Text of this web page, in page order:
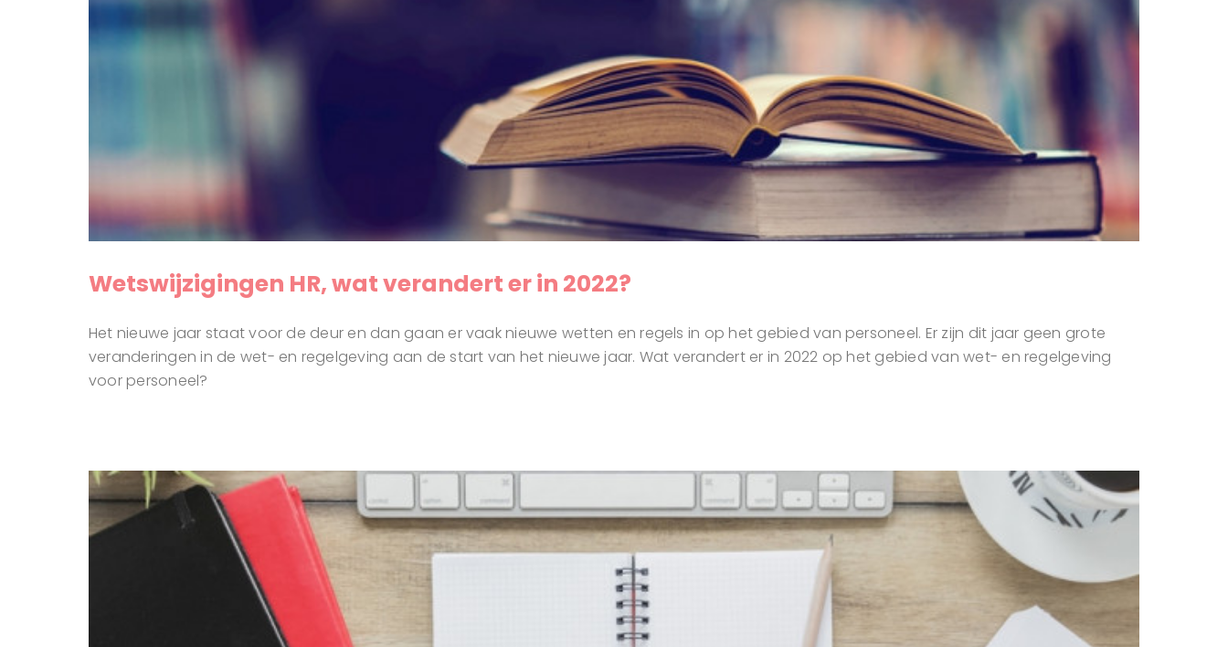
Wetswijzigingen HR, wat verandert er in 2022?
Het nieuwe jaar staat voor de deur en dan gaan er vaak nieuwe wetten en regels in op het gebied van personeel. Er zijn dit jaar geen grote
veranderingen in de wet- en regelgeving aan de start van het nieuwe jaar. Wat verandert er in 2022 op het gebied van wet- en regelgeving
voor personeel?